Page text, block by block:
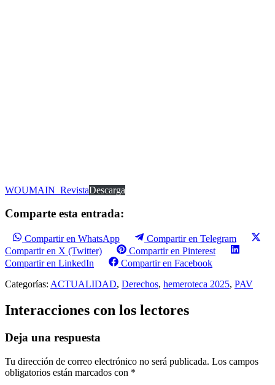
WOUMAIN_RevistaDescarga
Comparte esta entrada:
Compartir en WhatsApp
Compartir en Telegram
Compartir en X (Twitter)
Compartir en Pinterest
Compartir en LinkedIn
Compartir en Facebook
Categorías: ACTUALIDAD, Derechos, hemeroteca 2025, PAV
Interacciones con los lectores
Deja una respuesta
Tu dirección de correo electrónico no será publicada. Los campos
obligatorios están marcados con *